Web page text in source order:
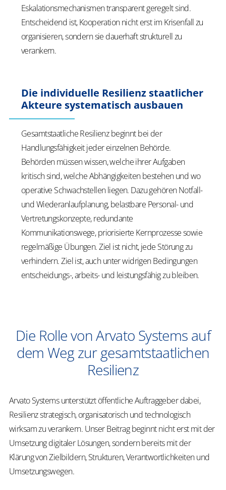
Eskalationsmechanismen transparent geregelt sind.
Entscheidend ist, Kooperation nicht erst im Krisenfall zu
organisieren, sondern sie dauerhaft strukturell zu
verankern.
Die individuelle Resilienz staatlicher
Akteure systematisch ausbauen
Gesamtstaatliche Resilienz beginnt bei der
Handlungsfähigkeit jeder einzelnen Behörde.
Behörden müssen wissen, welche ihrer Aufgaben
kritisch sind, welche Abhängigkeiten bestehen und wo
operative Schwachstellen liegen. Dazu gehören Notfall-
und Wiederanlaufplanung, belastbare Personal- und
Vertretungskonzepte, redundante
Kommunikationswege, priorisierte Kernprozesse sowie
regelmäßige Übungen. Ziel ist nicht, jede Störung zu
verhindern. Ziel ist, auch unter widrigen Bedingungen
entscheidungs-, arbeits- und leistungsfähig zu bleiben.
Die Rolle von Arvato Systems auf
dem Weg zur gesamtstaatlichen
Resilienz
Arvato Systems unterstützt öffentliche Auftraggeber dabei,
Resilienz strategisch, organisatorisch und technologisch
wirksam zu verankern. Unser Beitrag beginnt nicht erst mit der
Umsetzung digitaler Lösungen, sondern bereits mit der
Klärung von Zielbildern, Strukturen, Verantwortlichkeiten und
Umsetzungswegen.